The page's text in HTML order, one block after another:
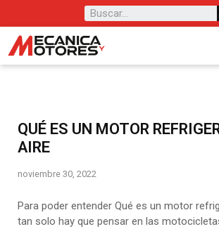
QUÉ ES UN MOTOR
AIRE
noviembre 30, 2022
Para poder entender Qué es un motor
tan solo hay que pensar en las